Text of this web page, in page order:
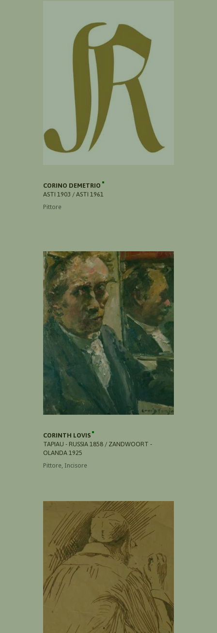
CORINO DEMETRIO
ASTI 1903 / ASTI 1961
Pittore
CORINTH LOVIS
TAPIAU - RUSSIA 1858 / ZANDWOORT -
OLANDA 1925
Pittore, Incisore